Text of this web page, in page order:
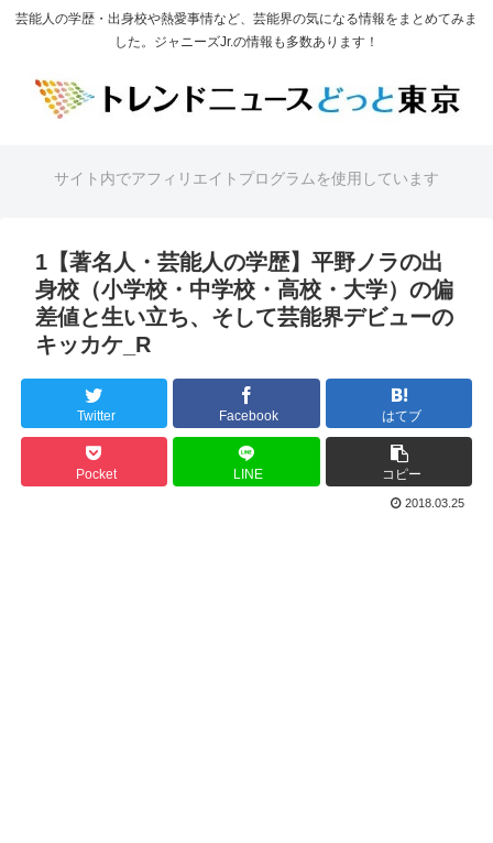
芸能人の学歴・出身校や熱愛事情など、芸能界の気になる情報をまとめてみま
した。ジャニーズJr.の情報も多数あります！
サイト内でアフィリエイトプログラムを使用しています
1【著名人・芸能人の学歴】平野ノラの出
身校（小学校・中学校・高校・大学）の偏
差値と生い立ち、そして芸能界デビューの
キッカケ_R
Twitter Facebook はてブ
Pocket LINE コピー
2018.03.25